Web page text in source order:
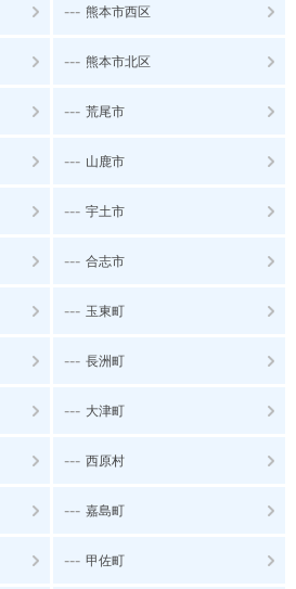
--- 熊本市西区
--- 熊本市北区
--- 荒尾市
--- 山鹿市
--- 宇土市
--- 合志市
--- 玉東町
--- 長洲町
--- 大津町
--- 西原村
--- 嘉島町
--- 甲佐町